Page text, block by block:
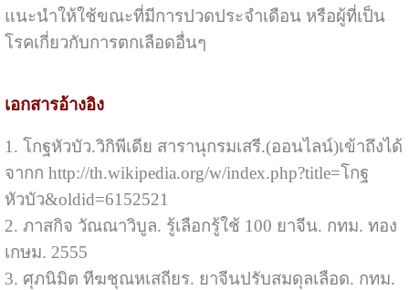
แนะนำให้ใช้ขณะที่มีการปวดประจำเดือน หรือผู้ที่เป็น
โรคเกี่ยวกับการตกเลือดอื่นๆ
เอกสารอ้างอิง
1. โกฐหัวบัว.วิกิพีเดีย สารานุกรมเสรี.(ออนไลน์)เข้าถึงได้
จากก http://th.wikipedia.org/w/index.php?title=โกฐ
หัวบัว&oldid=6152521
2. ภาสกิจ วัณณาวิบูล. รู้เลือกรู้ใช้ 100 ยาจีน. กทม. ทอง
เกษม. 2555
3. ศุภนิมิต ทีฆชุณหเสถียร. ยาจีนปรับสมดุลเลือด. กทม.